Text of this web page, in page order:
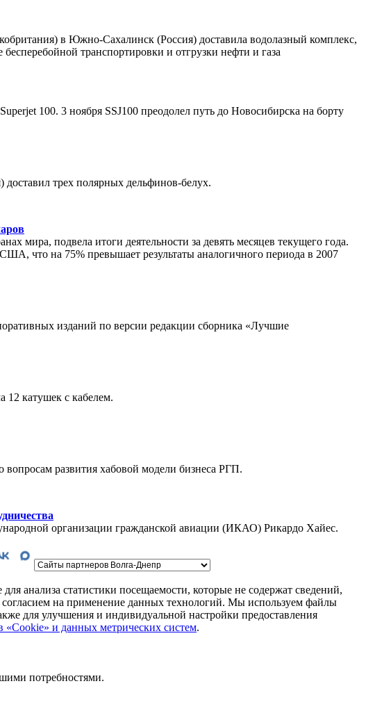
в Южно-Сахалинск (Россия) доставила водолазный комплекс,
транспортировки и отгрузки нефти и газа
100. 3 ноября SSJ100 преодолел путь до Новосибирска на борту
трех полярных дельфинов-белух.
подвела итоги деятельности за девять месяцев текущего года.
что на 75% превышает результаты аналогичного периода в 2007
изданий по версии редакции сборника «Лучшие
12 катушек с кабелем.
развития хабовой модели бизнеса РГП.
организации гражданской авиации (ИКАО) Рикардо Хайес.
анализа статистики посещаемости, которые не содержат сведений,
на применение данных технологий. Мы используем файлы
для улучшения и индивидуальной настройки предоставления
«Cookie» и данных метрических систем.
потребностями.